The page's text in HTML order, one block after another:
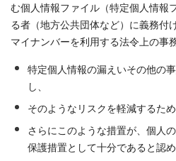
む個人情報ファイル（特定個人情報
る者（地方公共団体など）に義務付
マイナンバーを利用する法令上の事
特定個人情報の漏えいその他の
し、
そのようなリスクを軽減するた
さらにこのような措置が、個人
保護措置として十分であると認